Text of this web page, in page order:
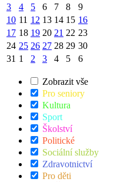
3
4 5 6 7 8
9
10 11 12 13 14 15 16
17 18 19 20 21 22 23
24 25 26 27 28 29 30
31 1 2 3 4 5 6
Zobrazit vše
Pro seniory
Kultura
Sport
Školství
Politické
Sociální služby
Zdravotnictví
Pro děti